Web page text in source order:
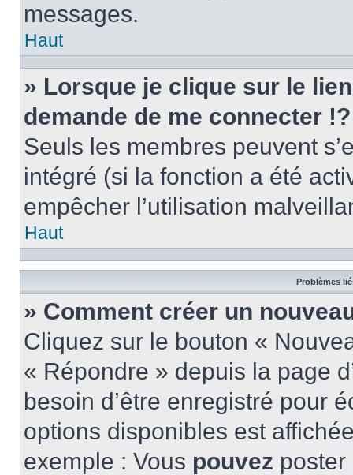
messages.
Haut
» Lorsque je clique sur le
demande de me connecter !?
Seuls les membres peuvent
intégré (si la fonction a été
empêcher l’utilisation
Haut
Problèmes
» Comment créer un
Cliquez sur le bouton «
« Répondre » depuis la page
besoin d’être enregistré pour
options disponibles est
exemple : Vous pouvez